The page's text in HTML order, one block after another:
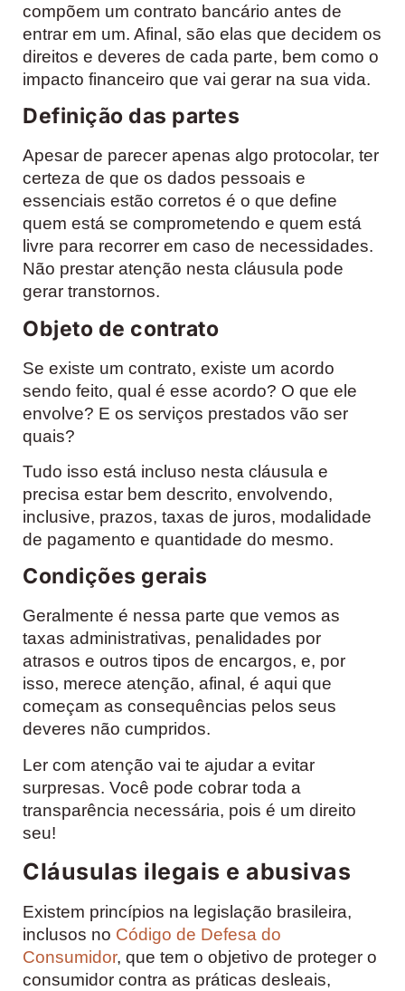
compõem um contrato bancário antes de
entrar em um. Afinal, são elas que decidem os
direitos e deveres de cada parte, bem como o
impacto financeiro que vai gerar na sua vida.
Definição das partes
Apesar de parecer apenas algo protocolar, ter
certeza de que os dados pessoais e
essenciais estão corretos é o que define
quem está se comprometendo e quem está
livre para recorrer em caso de necessidades.
Não prestar atenção nesta cláusula pode
gerar transtornos.
Objeto de contrato
Se existe um contrato, existe um acordo
sendo feito, qual é esse acordo? O que ele
envolve? E os serviços prestados vão ser
quais?
Tudo isso está incluso nesta cláusula e
precisa estar bem descrito, envolvendo,
inclusive, prazos, taxas de juros, modalidade
de pagamento e quantidade do mesmo.
Condições gerais
Geralmente é nessa parte que vemos as
taxas administrativas, penalidades por
atrasos e outros tipos de encargos, e, por
isso, merece atenção, afinal, é aqui que
começam as consequências pelos seus
deveres não cumpridos.
Ler com atenção vai te ajudar a evitar
surpresas. Você pode cobrar toda a
transparência necessária, pois é um direito
seu!
Cláusulas ilegais e abusivas
Existem princípios na legislação brasileira,
inclusos no Código de Defesa do
Consumidor, que tem o objetivo de proteger o
consumidor contra as práticas desleais,